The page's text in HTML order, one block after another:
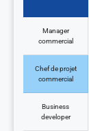
Manager
commercial
Chef de projet
commercial
Business
developer